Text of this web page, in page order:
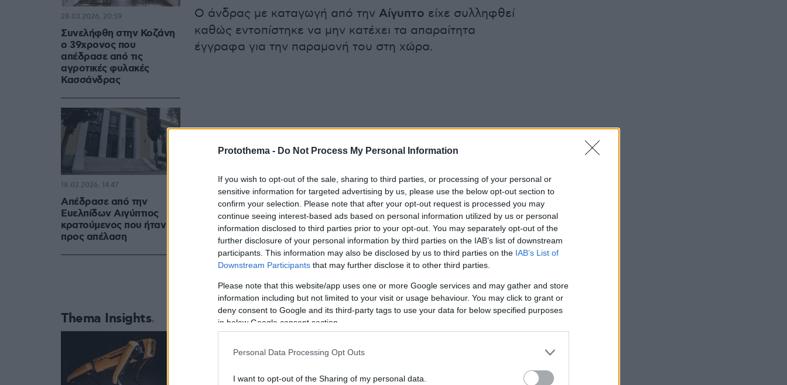
Protothema - Do Not Process My Personal Information
If you wish to opt-out of the sale, sharing to third parties, or processing of your personal or
sensitive information for targeted advertising by us, please use the below opt-out section to
confirm your selection. Please note that after your opt-out request is processed you may
continue seeing interest-based ads based on personal information utilized by us or personal
information disclosed to third parties prior to your opt-out. You may separately opt-out of the
further disclosure of your personal information by third parties on the IAB’s list of downstream
participants. This information may also be disclosed by us to third parties on the IAB’s List of
Downstream Participants that may further disclose it to other third parties.
Please note that this website/app uses one or more Google services and may gather and store
information including but not limited to your visit or usage behaviour. You may click to grant or
deny consent to Google and its third-party tags to use your data for below specified purposes
in below Google consent section.
Personal Data Processing Opt Outs
I want to opt-out of the Sharing of my personal data.
Ο άνδρας με καταγωγή από την Αίγυπτο είχε συλληφθεί
καθώς εντοπίστηκε να μην κατέχει τα απαραίτητα
έγγραφα για την παραμονή του στη χώρα.
Συνελήφθη στην Κοζάνη
ο 39χρονος που
απέδρασε από τις
αγροτικές φυλακές
Κασσάνδρας
28.03.2026, 20:59
Απέδρασε από την
Ευελπίδων Αιγύπτιος
κρατούμενος που ήταν
προς απέλαση
18.02.2026, 14:47
Thema Insights